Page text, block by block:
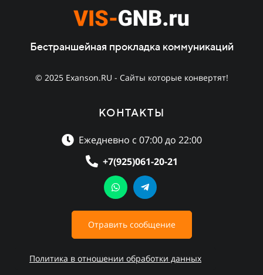
Бестраншейная прокладка коммуникаций
© 2025 Exanson.RU - Сайты которые конвертят!
КОНТАКТЫ
Ежедневно с 07:00 до 22:00
+7(925)061-20-21
Отравить сообщение
Политика в отношении обработки данных